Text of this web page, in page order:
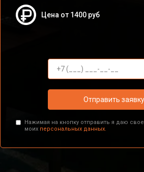
Цена от 1400 руб
Отправить заявку
Нажимая на кнопку отправить я даю
моих персональных данных.